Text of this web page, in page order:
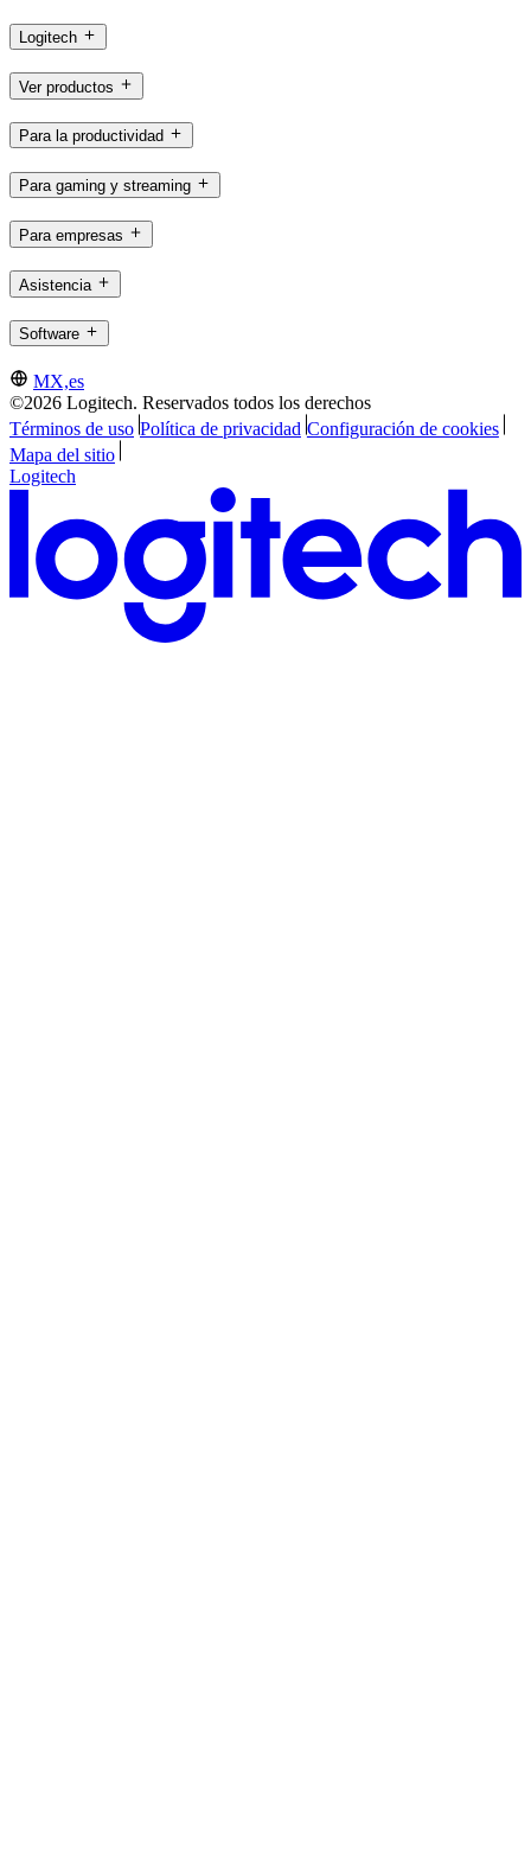
Logitech
Ver productos
Para la productividad
Para gaming y streaming
Para empresas
Asistencia
Software
MX,es
©2026 Logitech. Reservados todos los derechos
Términos de uso Política de privacidad Configuración de cookies
Mapa del sitio
Logitech